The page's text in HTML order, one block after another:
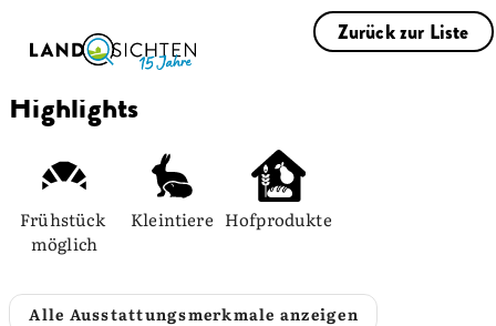
Zurück zur Liste
Highlights
Frühstück
möglich
Kleintiere Hofprodukte
Alle Ausstattungsmerkmale anzeigen